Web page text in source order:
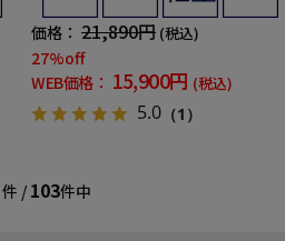
価格： 21,890円 (税込)
27%off
WEB価格： 15,900円 (税込)
5.0 （1）
件 / 103件中